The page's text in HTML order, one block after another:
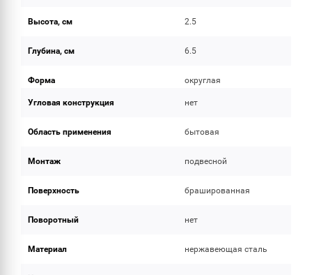
Высота, см 2.5
Глубина, см 6.5
Форма округлая
Угловая конструкция нет
Область применения бытовая
Монтаж подвесной
Поверхность брашированная
Поворотный нет
Материал нержавеющая сталь